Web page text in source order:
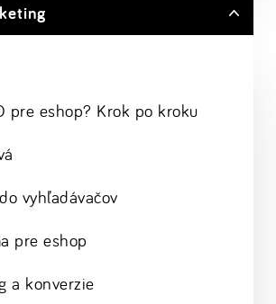
pre eshop? Krok po kroku
vyhľadávačov
pre eshop
a konverzie